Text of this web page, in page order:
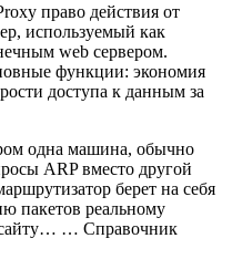
право действия от
используемый как
web сервером.
функции: экономия
доступа к данным за
одна машина, обычно
ARP вместо другой
берет на себя
пакетов реальному
сайту… … Справочник